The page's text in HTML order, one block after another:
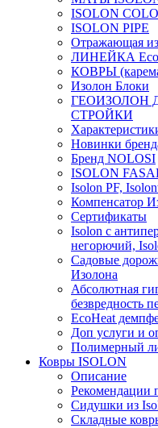
ISOLON
ISOLON PIPE
Отражающая
ЛИНЕЙКА
КОВРЫ
Изолон Блоки
ГЕОИЗОЛОН
СТРОЙКИ
Новинки
Бренд NOLOSI
ISOLON
Isolon PF,
Компенсатор
Сертификаты
Isolon с
негорючий,
Садовые
Изолона
Абсолютная
безвредность
EcoHeat
Доп услуги и
Полимерный
Ковры ISOLON
Описание
Рекомендации
Сидушки из
Складные